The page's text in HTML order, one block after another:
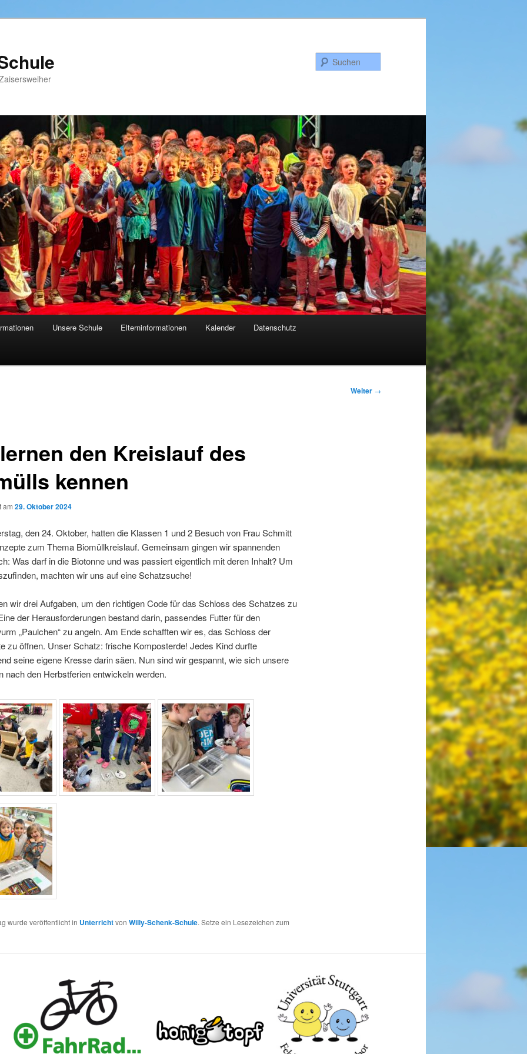
Unsere Schule Elterninformationen Kalender Datenschutz
Weiter →
den Kreislauf des
kennen
am 29. Oktober 2024
den 24. Oktober, hatten die Klassen 1 und 2 Besuch von Frau Schmitt
zum Thema Biomüllkreislauf. Gemeinsam gingen wir spannenden
Was darf in die Biotonne und was passiert eigentlich mit deren Inhalt? Um
machten wir uns auf eine Schatzsuche!
wir drei Aufgaben, um den richtigen Code für das Schloss des Schatzes zu
der Herausforderungen bestand darin, passendes Futter für den
„Paulchen“ zu angeln. Am Ende schafften wir es, das Schloss der
zu öffnen. Unser Schatz: frische Komposterde! Jedes Kind durfte
seine eigene Kresse darin säen. Nun sind wir gespannt, wie sich unsere
nach den Herbstferien entwickeln werden.
wurde veröffentlicht in Unterrichtvon Willy-Schenk-Schule. Setze ein Lesezeichen zum